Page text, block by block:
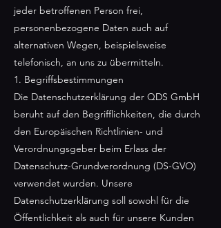
jeder betroffenen Person frei,
personenbezogene Daten auch auf
alternativen Wegen, beispielsweise
telefonisch, an uns zu übermitteln.
1. Begriffsbestimmungen
Die Datenschutzerklärung der QDS GmbH
beruht auf den Begrifflichkeiten, die durch
den Europäischen Richtlinien- und
Verordnungsgeber beim Erlass der
Datenschutz-Grundverordnung (DS-GVO)
verwendet wurden. Unsere
Datenschutzerklärung soll sowohl für die
Öffentlichkeit als auch für unsere Kunden